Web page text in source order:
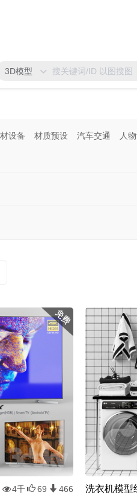
3D模型
设备 材质预设 汽车交通 人
4千 69 466 洗衣机模型